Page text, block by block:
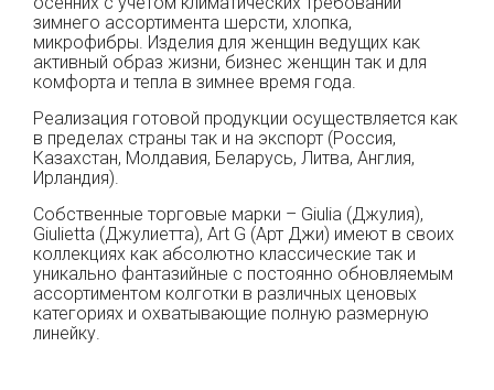
зимнего ассортимента шерсти, хлопка,
микрофибры. Изделия для женщин ведущих как
активный образ жизни, бизнес женщин так и для
комфорта и тепла в зимнее время года.
Реализация готовой продукции осуществляется как
в пределах страны так и на экспорт (Россия,
Казахстан, Молдавия, Беларусь, Литва, Англия,
Ирландия).
Собственные торговые марки – Giulia (Джулия),
Giulietta (Джулиетта), Art G (Арт Джи) имеют в своих
коллекциях как абсолютно классические так и
уникально фантазийные с постоянно обновляемым
ассортиментом колготки в различных ценовых
категориях и охватывающие полную размерную
линейку.